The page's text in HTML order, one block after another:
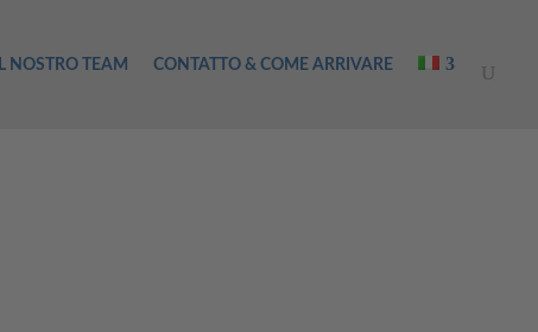
IL NOSTRO TEAM CONTATTO & COME ARRIVARE